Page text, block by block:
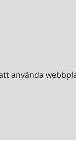
använda